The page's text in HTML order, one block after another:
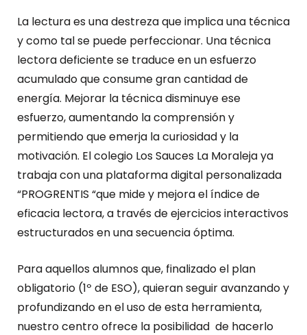
La lectura es una destreza que implica una técnica
y como tal se puede perfeccionar. Una técnica
lectora deficiente se traduce en un esfuerzo
acumulado que consume gran cantidad de
energía. Mejorar la técnica disminuye ese
esfuerzo, aumentando la comprensión y
permitiendo que emerja la curiosidad y la
motivación. El colegio Los Sauces La Moraleja ya
trabaja con una plataforma digital personalizada
“PROGRENTIS “que mide y mejora el índice de
eficacia lectora, a través de ejercicios interactivos
estructurados en una secuencia óptima.
Para aquellos alumnos que, finalizado el plan
obligatorio (1º de ESO), quieran seguir avanzando y
profundizando en el uso de esta herramienta,
nuestro centro ofrece la posibilidad de hacerlo